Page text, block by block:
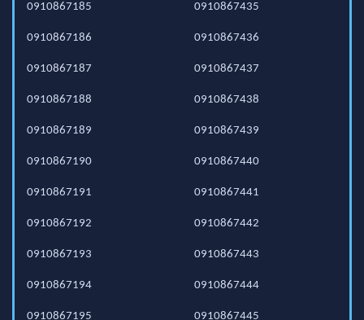
0910867185
0910867186
0910867187
0910867188
0910867189
0910867190
0910867191
0910867192
0910867193
0910867194
0910867195
0910867435
0910867436
0910867437
0910867438
0910867439
0910867440
0910867441
0910867442
0910867443
0910867444
0910867445